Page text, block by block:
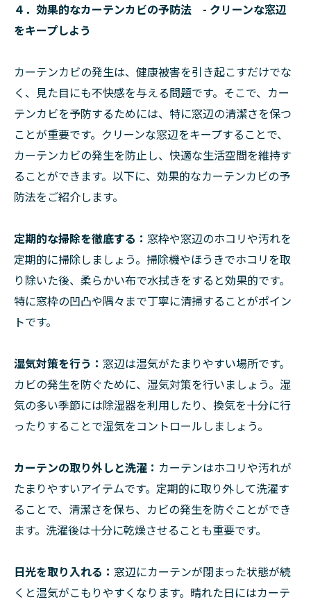
４．効果的なカーテンカビの予防法 - クリーンな窓辺
をキープしよう
カーテンカビの発生は、健康被害を引き起こすだけでな
く、見た目にも不快感を与える問題です。そこで、カー
テンカビを予防するためには、特に窓辺の清潔さを保つ
ことが重要です。クリーンな窓辺をキープすることで、
カーテンカビの発生を防止し、快適な生活空間を維持す
ることができます。以下に、効果的なカーテンカビの予
防法をご紹介します。
定期的な掃除を徹底する： 窓枠や窓辺のホコリや汚れを
定期的に掃除しましょう。掃除機やほうきでホコリを取
り除いた後、柔らかい布で水拭きをすると効果的です。
特に窓枠の凹凸や隅々まで丁寧に清掃することがポイン
トです。
湿気対策を行う： 窓辺は湿気がたまりやすい場所です。
カビの発生を防ぐために、湿気対策を行いましょう。湿
気の多い季節には除湿器を利用したり、換気を十分に行
ったりすることで湿気をコントロールしましょう。
カーテンの取り外しと洗濯： カーテンはホコリや汚れが
たまりやすいアイテムです。定期的に取り外して洗濯す
ることで、清潔さを保ち、カビの発生を防ぐことができ
ます。洗濯後は十分に乾燥させることも重要です。
日光を取り入れる： 窓辺にカーテンが閉まった状態が続
くと湿気がこもりやすくなります。晴れた日にはカーテ